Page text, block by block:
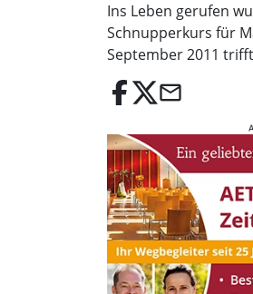
Ins Leben gerufen
Schnupperkurs für
September 2011
email